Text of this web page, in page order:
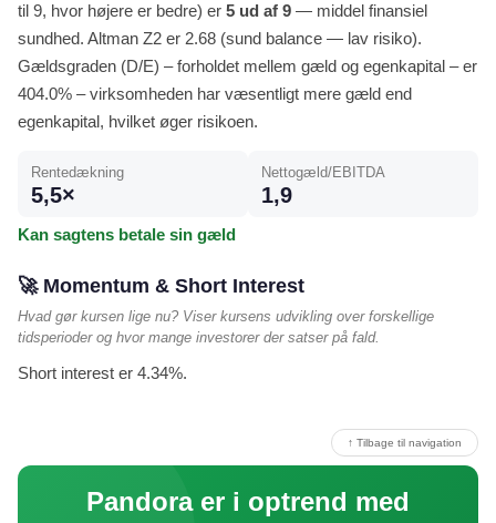
til 9, hvor højere er bedre) er 5 ud af 9 — middel finansiel
sundhed. Altman Z2 er 2.68 (sund balance — lav risiko).
Gældsgraden (D/E) – forholdet mellem gæld og egenkapital – er
404.0% – virksomheden har væsentligt mere gæld end
egenkapital, hvilket øger risikoen.
Rentedækning
5,5×
Nettogæld/EBITDA
1,9
Kan sagtens betale sin gæld
🚀 Momentum & Short Interest
Hvad gør kursen lige nu? Viser kursens udvikling over forskellige
tidsperioder og hvor mange investorer der satser på fald.
Short interest er 4.34%.
↑ Tilbage til navigation
Pandora er i optrend med